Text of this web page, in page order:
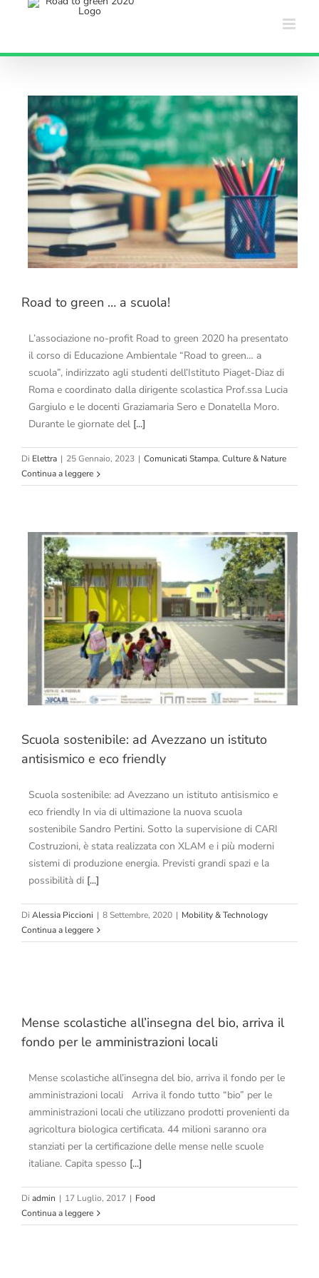
Road to green … a scuola!
L’associazione no-profit Road to green 2020 ha presentato
il corso di Educazione Ambientale “Road to green… a
scuola”, indirizzato agli studenti dell’Istituto Piaget-Diaz di
Roma e coordinato dalla dirigente scolastica Prof.ssa Lucia
Gargiulo e le docenti Graziamaria Sero e Donatella Moro.
Durante le giornate del [...]
Di Elettra | 25 Gennaio, 2023 | Comunicati Stampa, Culture & Nature
Continua a leggere
Scuola sostenibile: ad Avezzano un istituto
antisismico e eco friendly
Scuola sostenibile: ad Avezzano un istituto antisismico e
eco friendly In via di ultimazione la nuova scuola
sostenibile Sandro Pertini. Sotto la supervisione di CARI
Costruzioni, è stata realizzata con XLAM e i più moderni
sistemi di produzione energia. Previsti grandi spazi e la
possibilità di [...]
Di Alessia Piccioni | 8 Settembre, 2020 | Mobility & Technology
Continua a leggere
Mense scolastiche all’insegna del bio, arriva il
fondo per le amministrazioni locali
Mense scolastiche all’insegna del bio, arriva il fondo per le
amministrazioni locali Arriva il fondo tutto “bio” per le
amministrazioni locali che utilizzano prodotti provenienti da
agricoltura biologica certificata. 44 milioni saranno ora
stanziati per la certificazione delle mense nelle scuole
italiane. Capita spesso [...]
Di admin | 17 Luglio, 2017 | Food
Continua a leggere